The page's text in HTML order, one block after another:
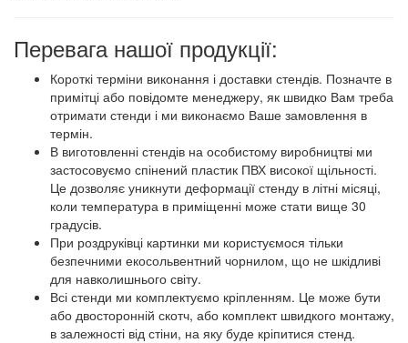
Перевага нашої продукції:
Короткі терміни виконання і доставки стендів. Позначте в
примітці або повідомте менеджеру, як швидко Вам треба
отримати стенди і ми виконаємо Ваше замовлення в
термін.
В виготовленні стендів на особистому виробництві ми
застосовуємо спінений пластик ПВХ високої щільності.
Це дозволяє уникнути деформації стенду в літні місяці,
коли температура в приміщенні може стати вище 30
градусів.
При роздруківці картинки ми користуємося тільки
безпечними екосольвентний чорнилом, що не шкідливі
для навколишнього світу.
Всі стенди ми комплектуємо кріпленням. Це може бути
або двосторонній скотч, або комплект швидкого монтажу,
в залежності від стіни, на яку буде кріпитися стенд.